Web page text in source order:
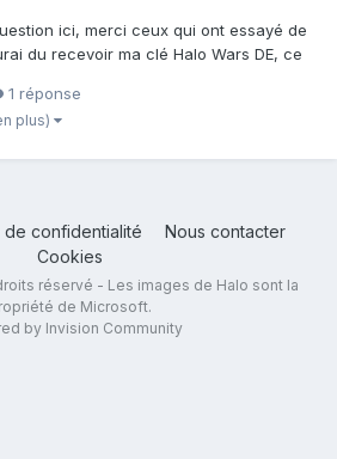
ici, merci ceux qui ont essayé de
du recevoir ma clé Halo Wars DE, ce
me l'a nvoyé en MP, que je n'ai pas
e...
1 réponse
plus)
de confidentialité
Nous contacter
Cookies
réservé - Les images de Halo sont la
de Microsoft.
by Invision Community